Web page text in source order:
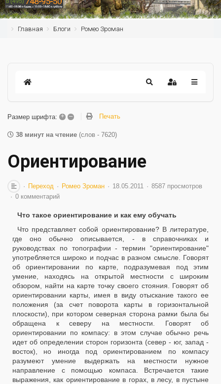
Главная Блоги Ромео Зроман
Размер шрифта: + – Печать
38 минут на чтение (слов - 7620)
Ориентирование
Переход Ромео Зроман 18.05.2011
8587 просмотров
0 комментарий
Что такое ориентирование и как ему обучать
Что представляет собой ориентирование? В литературе,
где оно обычно описывается, - в справочниках и
руководствах по топографии - термин "ориентирование"
употребляется широко и подчас в разном смысле. Говорят
об ориентировании по карте, подразумевая под этим
умение, находясь на открытой местности с широким
обзором, найти на карте точку своего стояния. Говорят об
ориентировании карты, имея в виду отыскание такого ее
положения (за счет поворота карты в горизонтальной
плоскости), при котором северная сторона рамки была бы
обращена к северу на местности. Говорят об
ориентировании по компасу: в этом случае обычно речь
идет об определении сторон горизонта (север - юг, запад -
восток), но иногда под ориентированием по компасу
разумеют умение выдержать на местности нужное
направление с помощью компаса. Встречается такие
выражения, как ориентирование в горах, в лесу, в пустыне